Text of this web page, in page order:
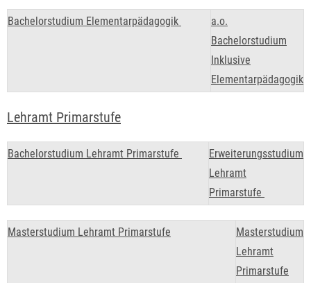
Bachelorstudium Elementarpädagogik
a.o.
Bachelorstudium
Inklusive
Elementarpädagogik
Lehramt Primarstufe
Bachelorstudium Lehramt Primarstufe
Erweiterungsstudium
Lehramt
Primarstufe
Masterstudium Lehramt Primarstufe
Masterstudium
Lehramt
Primarstufe